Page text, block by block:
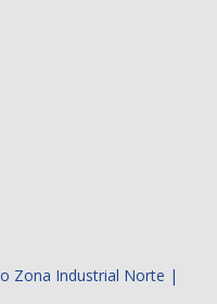
Zona Industrial Norte |